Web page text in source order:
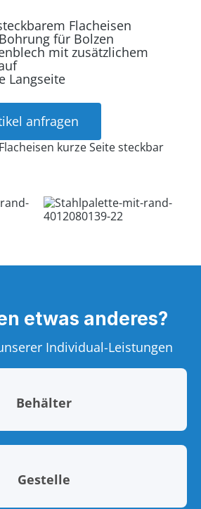
Flacheisen
für Bolzen
mit zusätzlichem
Langseite
anfragen
etwas anderes?
Individual-Leistungen
Behälter
Gestelle